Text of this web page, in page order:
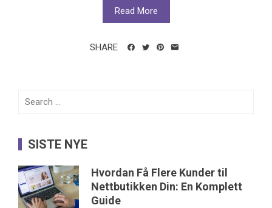
Read More
SHARE
Search
SISTE NYE
Hvordan Få Flere Kunder til
Nettbutikken Din: En Komplett
Guide